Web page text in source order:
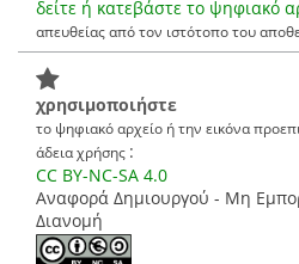
δείτε ή κατεβάστε το ψηφιακό
απευθείας από τον ιστότοπο του
χρησιμοποιήστε
το ψηφιακό αρχείο ή την εικόνα
άδεια χρήσης :
CC BY-NC-SA 4.0
Αναφορά Δημιουργού - Μη
Διανομή